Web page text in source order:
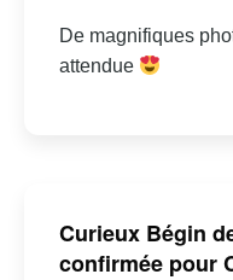
De magnifiques
attendue
Curieux Bégin
confirmée pour